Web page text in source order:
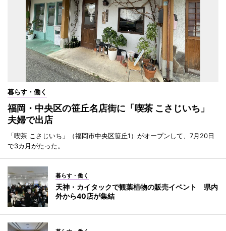
暮らす・働く
福岡・中央区の笹丘名店街に「喫茶 こさじいち」
夫婦で出店
「喫茶 こさじいち」（福岡市中央区笹丘1）がオープンして、7月20日
で3カ月がたった。
暮らす・働く
天神・カイタックで観葉植物の販売イベント 県内
外から40店が集結